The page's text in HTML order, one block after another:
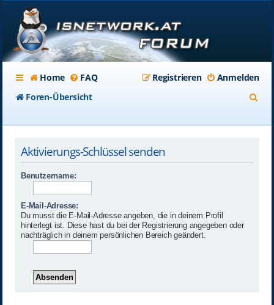
Home FAQ Anmelden
Registrieren
Foren-Übersicht
Aktivierungs-Schlüssel senden
Benutzername:
E-Mail-Adresse:
Du musst die E-Mail-Adresse angeben, die in deinem Profil
hinterlegt ist. Diese hast du bei der Registrierung angegeben oder
nachträglich in deinem persönlichen Bereich geändert.